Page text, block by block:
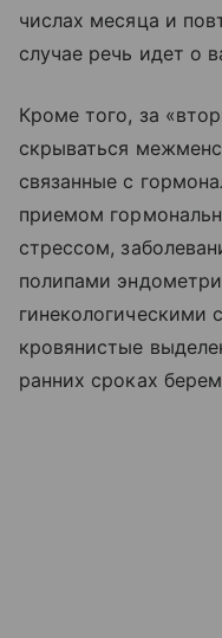
числах месяца и
случае речь идет о
Кроме того, за
скрываться
связанные с
приемом
стрессом,
полипами
гинекологическими
кровянистые
ранних сроках